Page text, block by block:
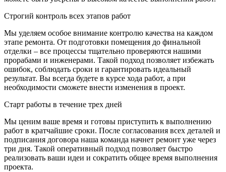
Строгий контроль всех этапов работ
Мы уделяем особое внимание контролю качества на каждом
этапе ремонта. От подготовки помещения до финальной
отделки – все процессы тщательно проверяются нашими
прорабами и инженерами. Такой подход позволяет избежать
ошибок, соблюдать сроки и гарантировать идеальный
результат. Вы всегда будете в курсе хода работ, а при
необходимости сможете внести изменения в проект.
Старт работы в течение трех дней
Мы ценим ваше время и готовы приступить к выполнению
работ в кратчайшие сроки. После согласования всех деталей и
подписания договора наша команда начнет ремонт уже через
три дня. Такой оперативный подход позволяет быстро
реализовать ваши идеи и сократить общее время выполнения
проекта.